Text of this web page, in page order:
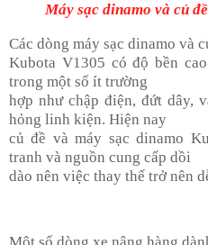
Máy sạc dinamo và củ
Các dòng máy sạc dinamo và
Kubota V1305 có độ bền
trong một số ít trường
hợp như chập điện, đứt dây,
hỏng linh kiện. Hiện nay
củ đề và máy sạc dinamo
tranh và nguồn cung cấp dồi
dào nên việc thay thế trở nên